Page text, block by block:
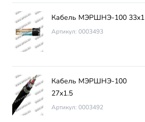
Кабель МЭРШНЭ-100 33х1
Артикул: 0003493
Кабель МЭРШНЭ-100
27х1.5
Артикул: 0003492